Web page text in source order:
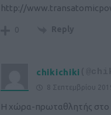
http://
0 Reply
chikichiki
8 Σεπτεμβρίου
Η χώρα-πρωταθλητής στο